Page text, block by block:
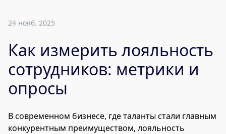
24 нояб. 2025
Как измерить лояльность
сотрудников: метрики и
опросы
В современном бизнесе, где таланты стали главным
конкурентным преимуществом, лояльность